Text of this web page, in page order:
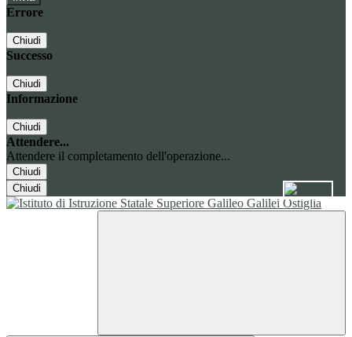
Errore
Chiudi
Successo
Chiudi
Informazione
Chiudi
Attendere...
Attendere il completamento dell'operazione...
Chiudi
Chiudi